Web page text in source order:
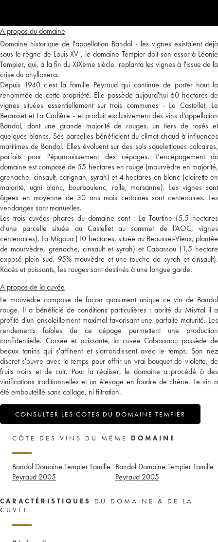
A propos du domaine
Domaine historique de l'appellation Bandol - les vignes existaient déjà
sous le règne de Louis XV-, le domaine Tempier doit son essor à Léonie
Tempier, qui, à la fin du XIXème siècle, replanta les vignes à l'issue de la
crise du phylloxera.
Depuis 1940 c'est la famille Peyraud qui continue de porter haut la
renommée de cette propriété. Elle possède aujourd'hui 60 hectares de
vignes situées essentiellement sur trois communes - Le Castellet, Le
Beausset et La Cadière - et produit exclusivement des vins d'appellation
Bandol, dont une grande majorité de rouges, un tiers de rosés et
quelques blancs. Ses parcelles bénéficient du climat chaud à influences
maritimes de Bandol. Elles évoluent sur des sols squelettiques calcaires,
parfaits pour l'épanouissement des cépages. L’encépagement du
domaine est composé de 55 hectares en rouge (mourvèdre en majorité,
grenache, cinsault, carignan, syrah) et 4 hectares en blanc (clairette en
majorité, ugni blanc, bourboulenc, rolle, marsanne). Les vignes sont
âgées en moyenne de 30 ans mais certaines sont centenaires. Les
vendanges sont manuelles.
Les trois cuvées phares du domaine sont : La Tourtine (5,5 hectares
d’une parcelle située au Castellet au sommet de l’AOC, vignes
centenaires), La Migoua (10 hectares, située au Beausset-Vieux, plantée
de mourvèdre, grenache, cinsault et syrah) et Cabassou (1,5 hectare
exposé plein sud, 95% mouvèdre et une touche de syrah et cinsault).
Racés et puissants, les rouges sont destinés à une longue garde.
A propos de la cuvée
Le mouvèdre compose de façon quasiment unique ce vin de Bandol
rouge. Il a bénéficié de conditions particulières : abrité du Mistral il a
profité d'un ensoleillement maximal favorisant une parfaite maturité. Les
rendements faibles de ce cépage permettent une production
confidentielle. Corsée et puissante, la cuvée Cabassaou possède de
beaux tanins qui s'affinent et s'arrondissent avec le temps. Son nez
discret s'ouvre avec le temps pour offrir un vrai bouquet de violette, de
fruits noirs et de cuir. Pour la réaliser, le domaine a procédé à des
vinifications traditionnelles et un élevage en foudre de chêne. Le vin a
été embouteillé sans collage, ni filtration.
CONSULTER LES COTES DU DOMAINE TEMPIER
CÔTE DES VINS DU MÊME DOMAINE
Bandol Domaine Tempier Famille
Peyraud 2005
Bandol Domaine Tempier Famille
Peyraud 2005
CARACTÉRISTIQUES
DU DOMAINE & DE LA
CUVÉE